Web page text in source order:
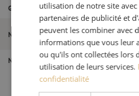
Grade B
Nom de l'article
Jarretière
SC/APC,
Numéro d'article M20000694
utilisation de notre site avec
partenaires de publicité et
peuvent les combiner avec
informations que vous leur
ou qu'ils ont collectées lors
utilisation de leurs services.
confidentialité